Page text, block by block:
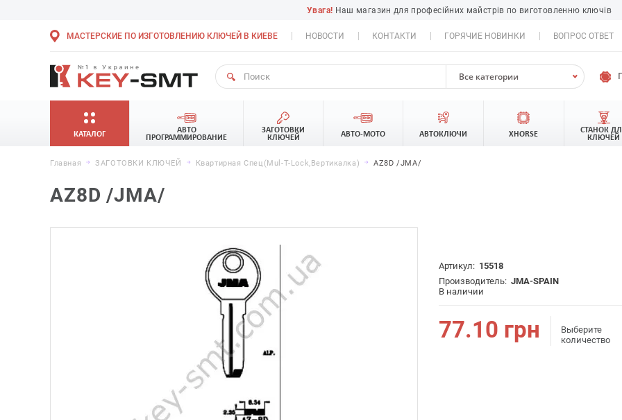
Увага! Наш магазин для професійних майстрів по виготовленню ключів
МАСТЕРСКИЕ ПО ИЗГОТОВЛЕНИЮ КЛЮЧЕЙ В КИЕВЕ НОВОСТИ КОНТАКТИ ГОРЯЧИЕ НОВИНКИ ВОПРОС ОТВЕТ
Все категории
КАТАЛОГ
АВТО
ПРОГРАММИРОВАНИЕ
ЗАГОТОВКИ
КЛЮЧЕЙ
АВТО-МОТО АВТОКЛЮЧИ XHORSE
СТАНОК
КЛЮЧЕЙ
Главная ЗАГОТОВКИ КЛЮЧЕЙ Квартирная Спец(Mul-T-Lock,вертикалка) AZ8D /JMA/
AZ8D /JMA/
Артикул: 15518
Производитель: JMA-SPAIN
В наличии
77.10 грн
Выберите
количество